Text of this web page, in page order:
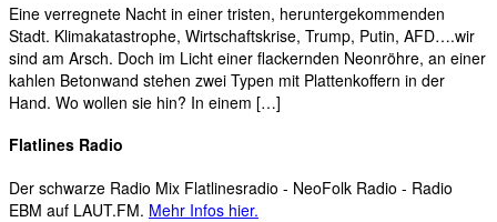
Eine verregnete Nacht in einer tristen, heruntergekommenden
Stadt. Klimakatastrophe, Wirtschaftskrise, Trump, Putin, AFD….wir
sind am Arsch. Doch im Licht einer flackernden Neonröhre, an einer
kahlen Betonwand stehen zwei Typen mit Plattenkoffern in der
Hand. Wo wollen sie hin? In einem […]
Flatlines Radio
Der schwarze Radio Mix Flatlinesradio - NeoFolk Radio - Radio
EBM auf LAUT.FM. Mehr Infos hier.